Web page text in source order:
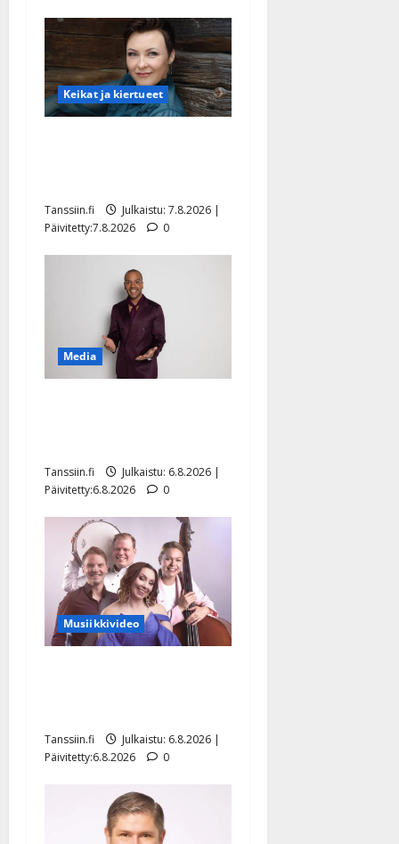
Keikat ja kiertueet
Tanssiin.fi
Julkaistu: 7.8.2026 |
Päivitetty:7.8.2026
0
Media
Tanssiin.fi
Julkaistu: 6.8.2026 |
Päivitetty:6.8.2026
0
Musiikkivideo
Tanssiin.fi
Julkaistu: 6.8.2026 |
Päivitetty:6.8.2026
0